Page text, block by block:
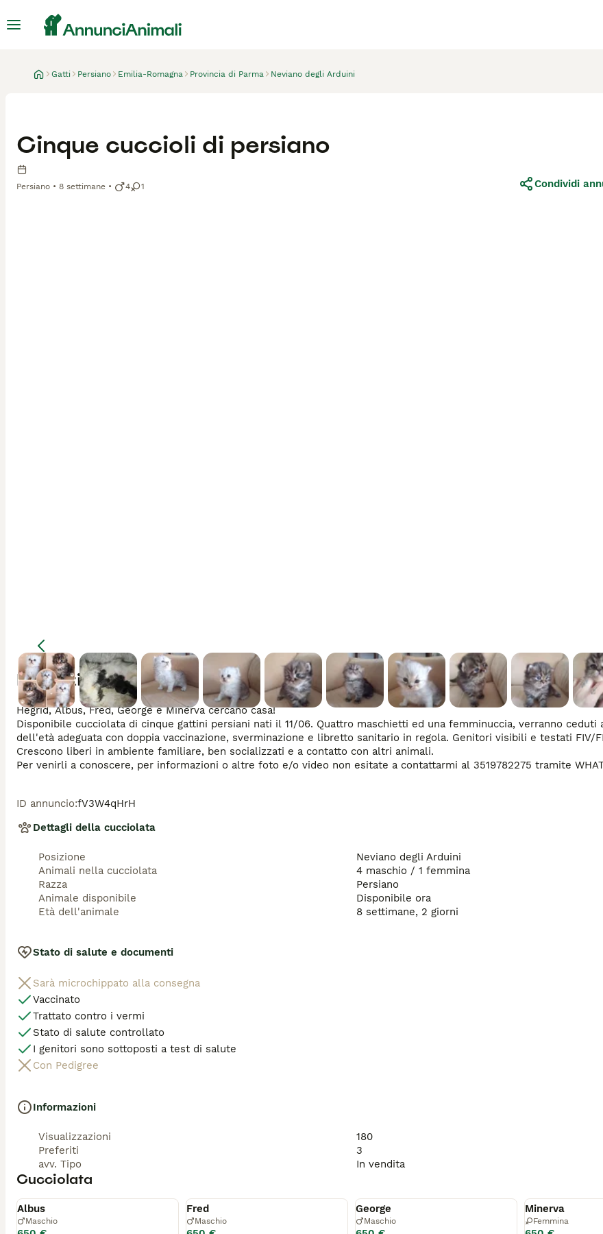
Gatti Persiano Emilia-Romagna Provincia di Parma Neviano degli Arduini
Cinque cuccioli di persiano
Persiano 8 settimane 4 1 Condividi
Descrizione
Hegrid, Albus, Fred, George e Minerva cercano casa!
Disponibile cucciolata di cinque gattini persiani nati il 11/06. Quattro maschietti ed una femminuccia, verranno ceduti
dell'età adeguata con doppia vaccinazione, sverminazione e libretto sanitario in regola. Genitori visibili e testati FIV/
Crescono liberi in ambiente familiare, ben socializzati e a contatto con altri animali.
ID annuncio:fV3W4qHrH
Dettagli della cucciolata
Posizione
Neviano degli Arduini
Animali nella cucciolata
4 maschio / 1 femmina
Razza
Persiano
Animale disponibile
Disponibile ora
Età dell'animale
8 settimane, 2 giorni
Stato di salute e documenti
Sarà microchippato alla consegna
Vaccinato
Trattato contro i vermi
Stato di salute controllato
I genitori sono sottoposti a test di salute
Con Pedigree
Informazioni
Visualizzazioni
180
Preferiti
3
avv. Tipo
In vendita
Cucciolata
Albus
Maschio
Fred
Maschio
George
Maschio
Minerva
Femmina